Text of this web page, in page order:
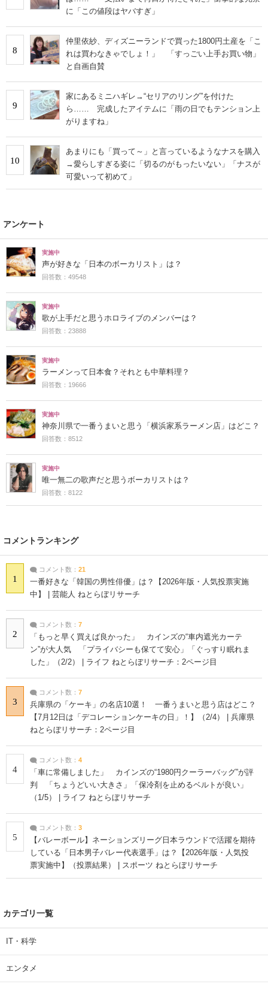
に「この値段はヤバすぎ」
8
仲里依紗、ディズニーランドで買った1800円土産を「こ
れは買わなきゃでしょ！」 「すっごい上手お買い物」
と自画自賛
9
家にあるミニハギレ→“セリアのリング”を付けた
ら…… 完成したアイテムに「雨の日でもテンション上
がりますね」
10
あまりにも「買って～」と言っているようなナスを購入
→愛らしすぎる姿に「切るのがもったいない」「ナスが
可愛いって初めて」
アンケート
実施中
声が好きな「日本のボーカリスト」は？
回答数：49548
実施中
歌が上手だと思うホロライブのメンバーは？
回答数：23888
実施中
ラーメンって日本食？それとも中華料理？
回答数：19666
実施中
神奈川県で一番うまいと思う「横浜家系ラーメン店」はどこ？
回答数：8512
実施中
唯一無二の歌声だと思うボーカリストは？
回答数：8122
コメントランキング
1
コメント数： 21
一番好きな「韓国の男性俳優」は？【2026年版・人気投票実施
中】 | 芸能人 ねとらぼリサーチ
2
コメント数： 7
「もっと早く買えば良かった」 カインズの“車内遮光カーテ
ン”が大人気 「プライバシーも保てて安心」「ぐっすり眠れま
した」（2/2） | ライフ ねとらぼリサーチ：2ページ目
3
コメント数： 7
兵庫県の「ケーキ」の名店10選！ 一番うまいと思う店はどこ？
【7月12日は「デコレーションケーキの日」！】（2/4） | 兵庫県
ねとらぼリサーチ：2ページ目
4
コメント数： 4
「車に常備しました」 カインズの“1980円クーラーバッグ”が評
判 「ちょうどいい大きさ」「保冷剤を止めるベルトが良い」
（1/5） | ライフ ねとらぼリサーチ
5
コメント数： 3
【バレーボール】ネーションズリーグ日本ラウンドで活躍を期待
している「日本男子バレー代表選手」は？【2026年版・人気投
票実施中】（投票結果） | スポーツ ねとらぼリサーチ
カテゴリ一覧
IT・科学
エンタメ